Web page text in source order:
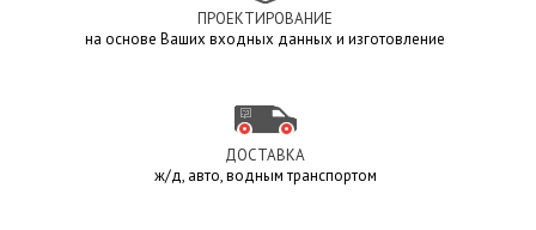
ПРОЕКТИРОВАНИЕ
на основе Ваших входных данных и изготовление
ДОСТАВКА
ж/д, авто, водным транспортом